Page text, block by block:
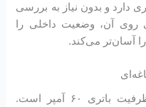
دارد و بدون نیاز به بررسی
روی آن، وضعیت داخلی را
آسان‌تر می‌کند.
برای فولکس قورباغه‌ای، حداکثر ظرفیت باتری ۶۰ آمپر است.